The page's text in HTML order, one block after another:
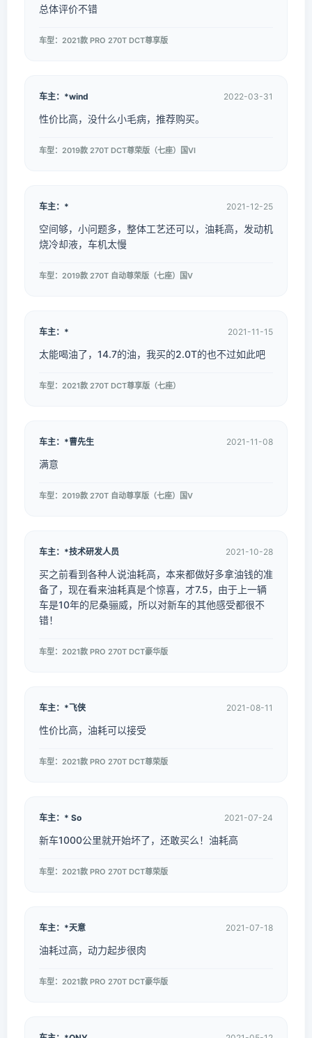
总体评价不错
车型：2021款 PRO 270T DCT尊享版
车主：*wind 2022-03-31
性价比高，没什么小毛病，推荐购买。
车型：2019款 270T DCT尊荣版（七座）国VI
车主：* 2021-12-25
空间够，小问题多，整体工艺还可以，油耗高，发动机
烧冷却液，车机太慢
车型：2019款 270T 自动尊荣版（七座）国V
车主：* 2021-11-15
太能喝油了，14.7的油，我买的2.0T的也不过如此吧
车型：2021款 270T DCT尊享版（七座）
车主：*曹先生 2021-11-08
满意
车型：2019款 270T 自动尊享版（七座）国V
车主：*技术研发人员 2021-10-28
买之前看到各种人说油耗高，本来都做好多拿油钱的准
备了，现在看来油耗真是个惊喜，才7.5，由于上一辆
车是10年的尼桑骊威，所以对新车的其他感受都很不
错！
车型：2021款 PRO 270T DCT豪华版
车主：*飞侠 2021-08-11
性价比高，油耗可以接受
车型：2021款 PRO 270T DCT尊荣版
车主：* So 2021-07-24
新车1000公里就开始坏了，还敢买么！油耗高
车型：2021款 PRO 270T DCT尊荣版
车主：*天意 2021-07-18
油耗过高，动力起步很肉
车型：2021款 PRO 270T DCT豪华版